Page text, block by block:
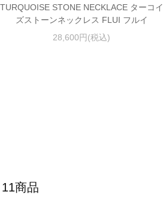
TURQUOISE STONE NECKLACE ターコイ
ズストーンネックレス FLUI フルイ
28,600円(税込)
商品